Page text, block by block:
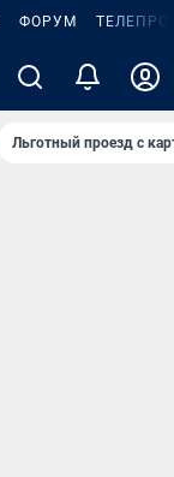
ФОРУМ
Льготный проезд с